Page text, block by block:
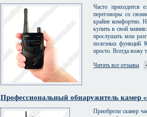
Часто приходится
переговоры со
крайне комфортно.
купить в свой
прослушать мои
полезных функций.
просто. Всегда вожу
Читать все отзывы
Профессиональный обнаружитель камер
Приобрели сканер